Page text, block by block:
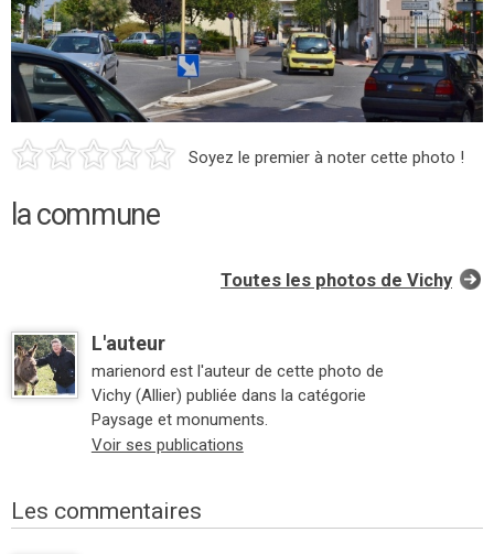
Soyez le premier à noter cette photo !
la commune
Toutes les photos de Vichy
L'auteur
marienord est l'auteur de cette photo de
Vichy (Allier) publiée dans la catégorie
Paysage et monuments.
Voir ses publications
Les commentaires